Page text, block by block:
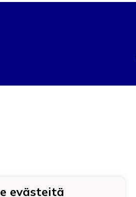
evästeitä